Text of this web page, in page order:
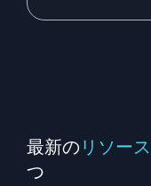
最新の リソース
つ